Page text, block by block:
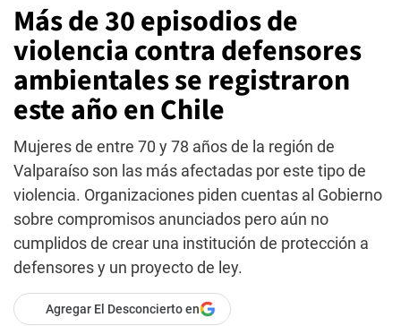
Más de 30 episodios de
violencia contra defensores
ambientales se registraron
este año en Chile
Mujeres de entre 70 y 78 años de la región de
Valparaíso son las más afectadas por este tipo de
violencia. Organizaciones piden cuentas al Gobierno
sobre compromisos anunciados pero aún no
cumplidos de crear una institución de protección a
defensores y un proyecto de ley.
Agregar El Desconcierto en